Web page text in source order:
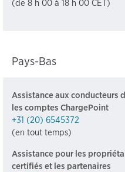
(de 8 h 00 à 18 h 00 CET)
Pays-Bas
Assistance aux conducteurs
les comptes ChargePoint
+31 (20) 6545372
(en tout temps)
Assistance pour les
certifiés et les partenaires